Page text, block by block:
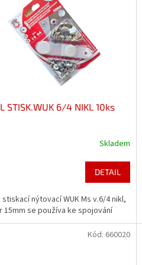
STISK.WUK 6/4 NIKL 10ks
Skladem
DETAIL
nýtovací WUK Ms v.6/4 nikl,
15mm se používa ke spojování
Kód: 660020